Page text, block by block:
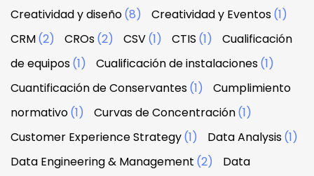
Creatividad y diseño(8) Creatividad y Eventos(1)
CRM(2) CROs(2) CSV(1) CTIS (1)
Cualificación
de equipos(1) Cualificación de instalaciones(1)
Cuantificación de Conservantes(1)
Cumplimiento
normativo(1) Curvas de Concentración(1)
Customer Experience Strategy(1) Data Analysis(1)
Data Engineering & Management (2)
Data